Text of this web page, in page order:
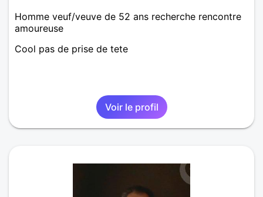
Homme veuf/veuve de 52 ans recherche rencontre
amoureuse
Cool pas de prise de tete
Voir le profil